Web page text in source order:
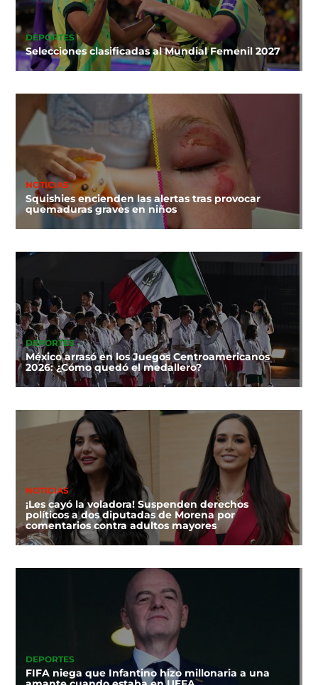
DEPORTES
Selecciones clasificadas al Mundial Femenil 2027
NOTICIAS
Squishies encienden las alertas tras provocar
quemaduras graves en niños
DEPORTES
México arrasó en los Juegos Centroamericanos
2026: ¿Cómo quedó el medallero?
NOTICIAS
¡Les cayó la voladora! Suspenden derechos
políticos a dos diputadas de Morena por
comentarios contra adultos mayores
DEPORTES
FIFA niega que Infantino hizo millonaria a una